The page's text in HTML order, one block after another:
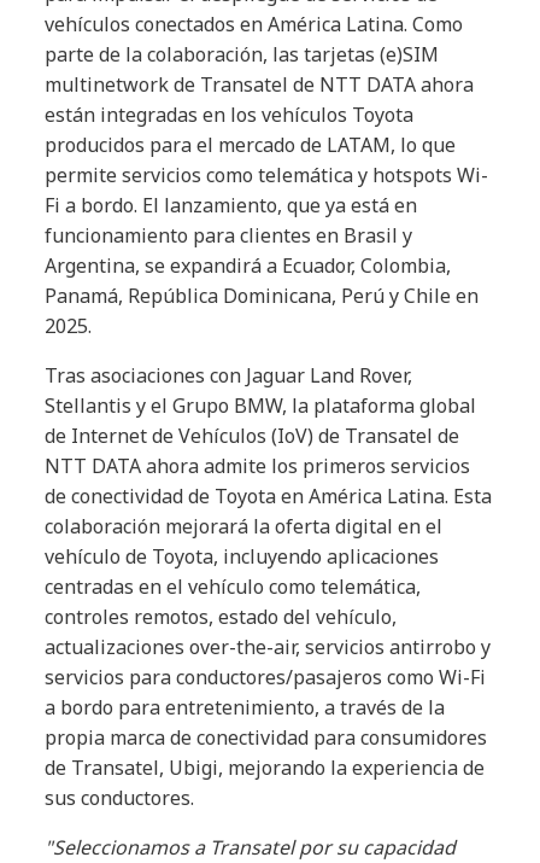
vehículos conectados en América Latina. Como
parte de la colaboración, las tarjetas (e)SIM
multinetwork de Transatel de NTT DATA ahora
están integradas en los vehículos Toyota
producidos para el mercado de LATAM, lo que
permite servicios como telemática y hotspots Wi-
Fi a bordo. El lanzamiento, que ya está en
funcionamiento para clientes en Brasil y
Argentina, se expandirá a Ecuador, Colombia,
Panamá, República Dominicana, Perú y Chile en
2025.
Tras asociaciones con Jaguar Land Rover,
Stellantis y el Grupo BMW, la plataforma global
de Internet de Vehículos (IoV) de Transatel de
NTT DATA ahora admite los primeros servicios
de conectividad de Toyota en América Latina. Esta
colaboración mejorará la oferta digital en el
vehículo de Toyota, incluyendo aplicaciones
centradas en el vehículo como telemática,
controles remotos, estado del vehículo,
actualizaciones over-the-air, servicios antirrobo y
servicios para conductores/pasajeros como Wi-Fi
a bordo para entretenimiento, a través de la
propia marca de conectividad para consumidores
de Transatel, Ubigi, mejorando la experiencia de
sus conductores.
"Seleccionamos a Transatel por su capacidad